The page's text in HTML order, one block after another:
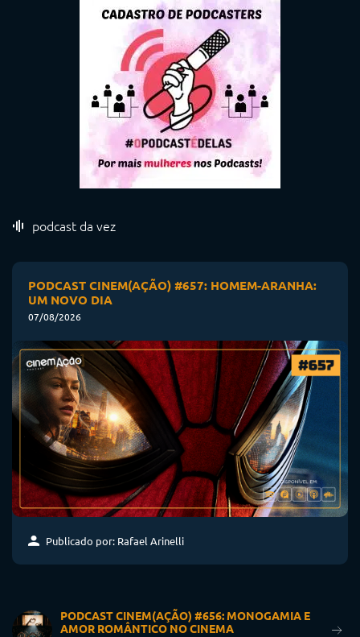
podcast da vez
PODCAST CINEM(AÇÃO) #657: HOMEM-ARANHA:
UM NOVO DIA
07/08/2026
Publicado por: Rafael Arinelli
PODCAST CINEM(AÇÃO) #656: MONOGAMIA E
AMOR ROMÂNTICO NO CINEMA